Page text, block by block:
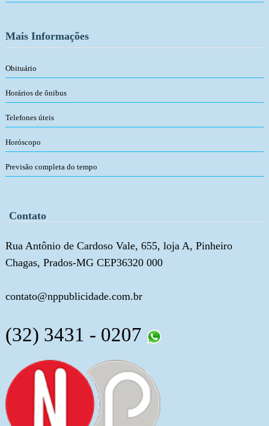
Mais Informações
Obituário
Horários de ônibus
Telefones úteis
Horóscopo
Previsão completa do tempo
Contato
Rua Antônio de Cardoso Vale, 655, loja A, Pinheiro
Chagas, Prados-MG CEP36320 000
contato@nppublicidade.com.br
(32) 3431 - 0207